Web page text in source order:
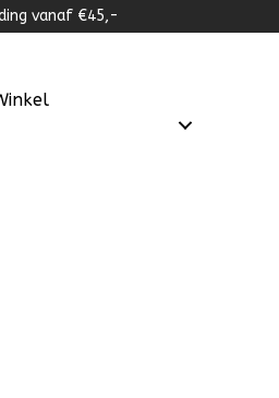
vanaf €45,-